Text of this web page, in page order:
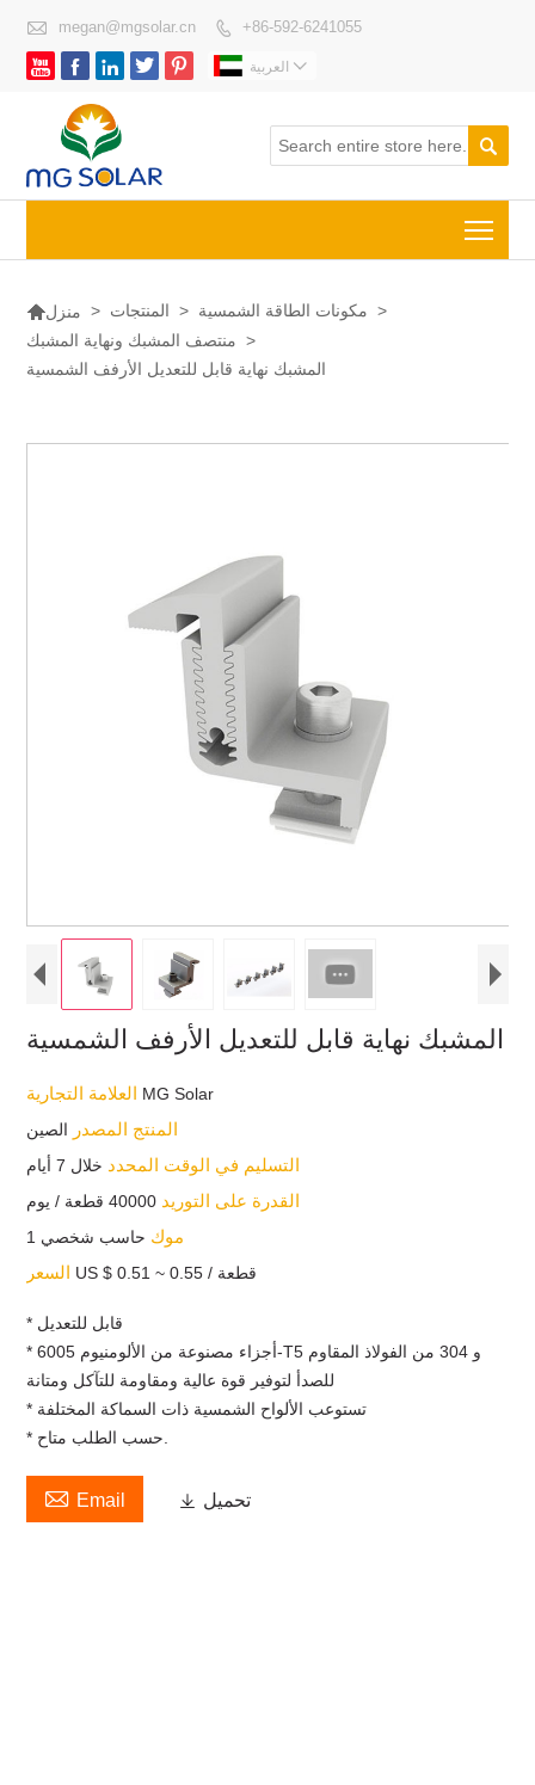
 megan@mgsolar.cn  +86-592-6241055
     العربية 

منزل > المنتجات > مكونات الطاقة الشمسية >
منتصف المشبك ونهاية المشبك >
المشبك نهاية قابل للتعديل الأرفف الشمسية
المشبك نهاية قابل للتعديل الأرفف الشمسية
MG Solar
المنتج المصدر الصين
التسليم في الوقت المحدد خلال 7 أيام
القدرة على التوريد 40000 قطعة / يوم
موك حاسب شخصي 1
US $ 0.51 ~ 0.55 / قطعة
* قابل للتعديل
* أجزاء مصنوعة من الألومنيوم 6005-T5 و 304 من الفولاذ المقاوم
للصدأ لتوفير قوة عالية ومقاومة للتآكل ومتانة
* تستوعب الألواح الشمسية ذات السماكة المختلفة
 Email  تحميل